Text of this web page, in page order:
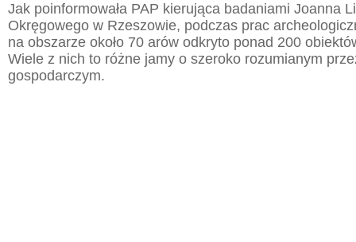
Jak poinformowała PAP kierująca badaniami Joanna
Okręgowego w Rzeszowie, podczas prac
na obszarze około 70 arów odkryto ponad 200
Wiele z nich to różne jamy o szeroko rozumianym
gospodarczym.